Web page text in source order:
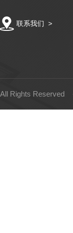
联系我们 >
Rights Reserved